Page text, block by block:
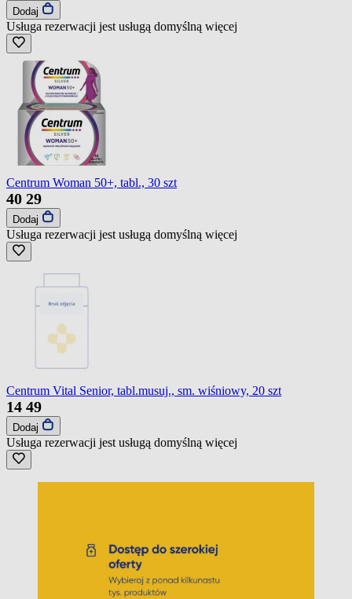
Dodaj
Usługa rezerwacji jest usługą domyślną więcej
Centrum Woman 50+, tabl., 30 szt
40 29
Dodaj
Usługa rezerwacji jest usługą domyślną więcej
Centrum Vital Senior, tabl.musuj., sm. wiśniowy, 20 szt
14 49
Dodaj
Usługa rezerwacji jest usługą domyślną więcej